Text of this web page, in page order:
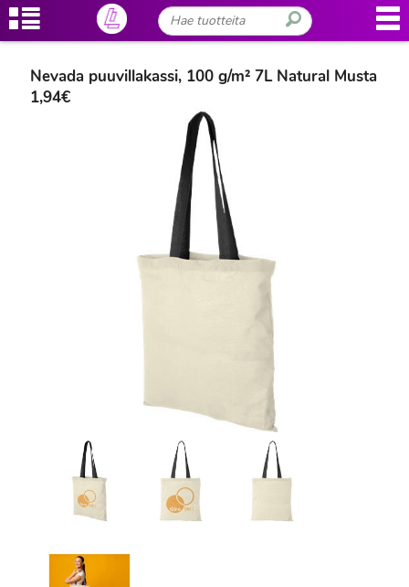
Nevada puuvillakassi, 100 g/m² 7L Natural Musta
1,94€